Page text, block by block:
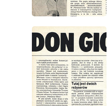
wydanie: 1/1979